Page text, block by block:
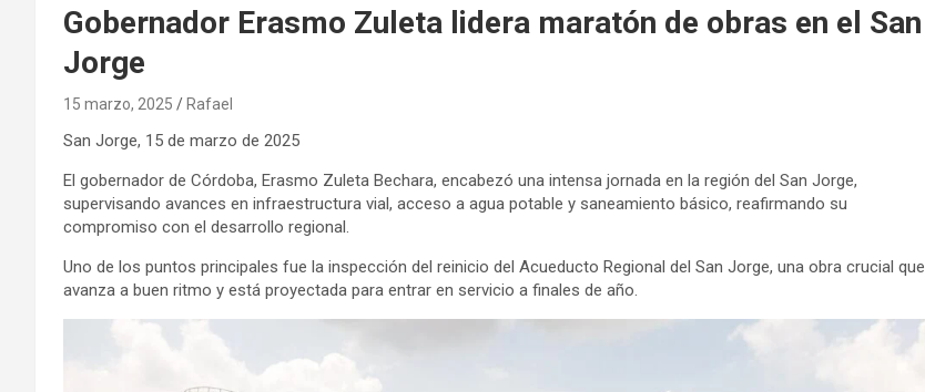
Gobernador Erasmo Zuleta lidera maratón de obras en el San
Jorge
15 marzo, 2025 Rafael
San Jorge, 15 de marzo de 2025
El gobernador de Córdoba, Erasmo Zuleta Bechara, encabezó una intensa jornada en la región del San Jorge,
supervisando avances en infraestructura vial, acceso a agua potable y saneamiento básico, reafirmando su
compromiso con el desarrollo regional.
Uno de los puntos principales fue la inspección del reinicio del Acueducto Regional del San Jorge, una obra crucial que
avanza a buen ritmo y está proyectada para entrar en servicio a finales de año.